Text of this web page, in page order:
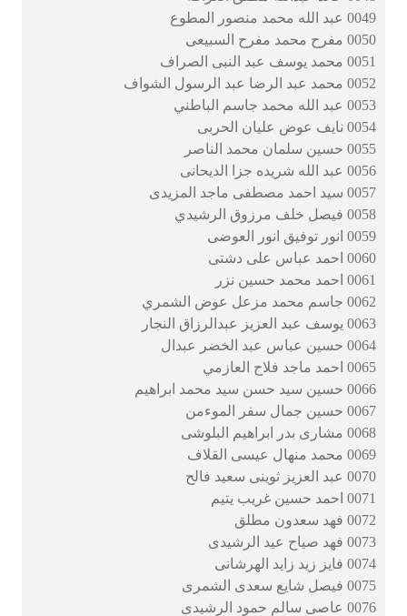
0049 عبد الله محمد منصور المطوع
0050 مفرح محمد مفرح السبيعى
0051 محمد يوسف عبد النبى الصراف
0052 محمد عبد الرضا عبد الرسول الشواف
0053 عبد الله محمد جاسم الباطني
0054 نايف عوض عليان الحربى
0055 حسين سلمان محمد الناصر
0056 عبد الله شريده جزا الديحانى
0057 سيد احمد مصطفى ماجد المزيدى
0058 فيصل خلف مرزوق الرشيدي
0059 انور توفيق انور العوضى
0060 احمد عباس على دشتى
0061 احمد محمد حسين نزر
0062 جاسم محمد مزعل عوض الشمري
0063 يوسف عبد العزيز عبدالرزاق النجار
0064 حسين عباس عبد الخضر عبدال
0065 احمد ماجد فلاح العازمي
0066 حسين سيد حسن سيد محمد ابراهيم
0067 حسين جمال سفر الموءمن
0068 مشارى بدر ابراهيم البلوشى
0069 محمد منهال عيسى القلاف
0070 عبد العزيز ثوينى سعيد فالح
0071 احمد حسين غريب يتيم
0072 فهد سعدون مطلق
0073 فهد صياح عيد الرشيدى
0074 فايز زيد زايد الهرشانى
0075 فيصل شايع سعدى الشمرى
0076 عاصى سالم حمود الرشيدى